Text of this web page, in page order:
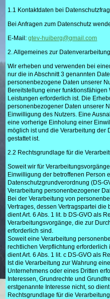
1.1 Kontaktdaten bei
Bei Anfragen zum Datenschutz
E-Mail:gtev-huiberg@gmail.com
2. Allgemeines zur Datenverarbeitung
Wir erheben und verwenden bei
nur die in Abschnitt 3 genannten
personenbezogene Daten unserer
Bereitstellung einer
Leistungen erforderlich ist. Die
personenbezogener Daten unserer
Einwilligung des Nutzers. Eine
eine vorherige Einholung einer
möglich ist und die Verarbeitung der
gestattet ist.
2.2 Rechtsgrundlage für die
Soweit wir für
Einwilligung der betroffenen Person
Datenschutzgrundverordnung (DS-
Verarbeitung personenbezogener
Bei der Verarbeitung von
Vertrages, dessen Vertragspartei die
dient Art. 6 Abs. 1 lit. b DS-GVO als
Verarbeitungsvorgänge, die zur
erforderlich sind.
Soweit eine Verarbeitung
rechtlichen Verpflichtung
dient Art. 6 Abs. 1 lit. c DS-GVO als
Ist die Verarbeitung zur Wahrung
Unternehmens oder eines Dritten
Interessen, Grundrechte und
erstgenannte Interesse nicht, so
Rechtsgrundlage für die